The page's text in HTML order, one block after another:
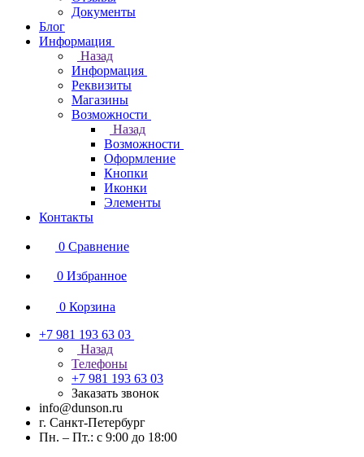
Документы
Блог
Информация
Назад
Информация
Реквизиты
Магазины
Возможности
Назад
Возможности
Оформление
Кнопки
Иконки
Элементы
Контакты
0 Сравнение
0 Избранное
0 Корзина
+7 981 193 63 03
Назад
Телефоны
+7 981 193 63 03
Заказать звонок
info@dunson.ru
г. Санкт-Петербург
Пн. – Пт.: с 9:00 до 18:00